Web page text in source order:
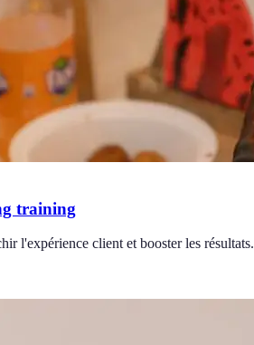
training
l'expérience client et booster les résultats.